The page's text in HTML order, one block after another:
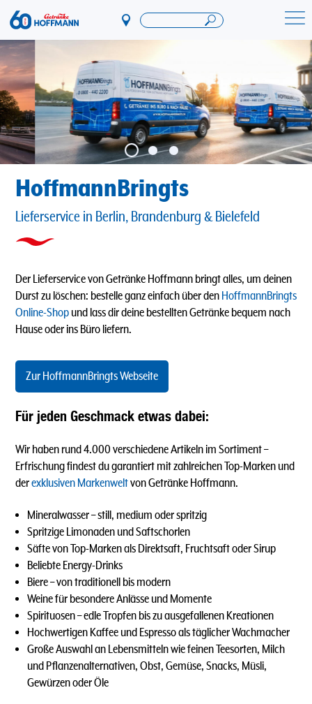
Direkt
zum
Inhalt
Startseite Getränke Hoffmann
HoffmannBringts
Lieferservice in Berlin, Brandenburg & Bielefeld
Der Lieferservice von Getränke Hoffmann bringt alles, um deinen
Durst zu löschen: bestelle ganz einfach über den HoffmannBringts
Online-Shop und lass dir deine bestellten Getränke bequem nach
Hause oder ins Büro liefern.
Zur HoffmannBringts Webseite
Für jeden Geschmack etwas dabei:
Wir haben rund 4.000 verschiedene Artikeln im Sortiment –
Erfrischung findest du garantiert mit zahlreichen Top-Marken und
derexklusiven Markenweltvon Getränke Hoffmann.
Mineralwasser – still, medium oder spritzig
Spritzige Limonaden und Saftschorlen
Säfte von Top-Marken als Direktsaft, Fruchtsaft oder Sirup
Beliebte Energy-Drinks
Biere – von traditionell bis modern
Weine für besondere Anlässe und Momente
Spirituosen – edle Tropfen bis zu ausgefallenen Kreationen
Hochwertigen Kaffee und Espresso als täglicher Wachmacher
Große Auswahl an Lebensmitteln wie feinen Teesorten, Milch
und Pflanzenalternativen, Obst, Gemüse, Snacks, Müsli,
Gewürzen oder Öle